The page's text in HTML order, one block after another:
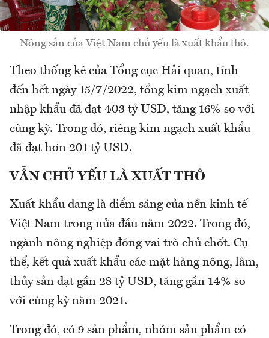
Nông sản của Việt Nam chủ yếu là xuất khẩu thô.
Theo thống kê của Tổng cục Hải quan, tính
đến hết ngày 15/7/2022, tổng kim ngạch xuất
nhập khẩu đã đạt 403 tỷ USD, tăng 16% so với
cùng kỳ. Trong đó, riêng kim ngạch xuất khẩu
đã đạt hơn 201 tỷ USD.
VẪN CHỦ YẾU LÀ XUẤT THÔ
Xuất khẩu đang là điểm sáng của nền kinh tế
Việt Nam trong nửa đầu năm 2022. Trong đó,
ngành nông nghiệp đóng vai trò chủ chốt. Cụ
thể, kết quả xuất khẩu các mặt hàng nông, lâm,
thủy sản đạt gần 28 tỷ USD, tăng gần 14% so
với cùng kỳ năm 2021.
Trong đó, có 9 sản phẩm, nhóm sản phẩm có